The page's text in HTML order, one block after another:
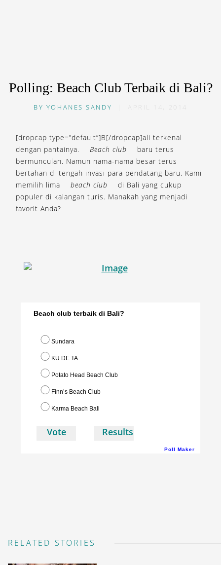
Polling: Beach Club Terbaik di Bali?
BY YOHANES SANDY
[dropcap type=”default”]B[/dropcap]ali terkenal
dengan pantainya.
Beach club
baru terus
bermunculan. Namun nama-nama besar terus
bertahan di tengah invasi para pendatang baru. Kami
memilih lima
beach club
di Bali yang cukup
populer di kalangan turis. Manakah yang menjadi
favorit Anda?
Beach club terbaik di Bali?
Sundara
KU DE TA
Potato Head Beach Club
Finn’s Beach Club
Karma Beach Bali
Poll Maker
RELATED STORIES